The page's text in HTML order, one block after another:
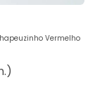
Vermelho